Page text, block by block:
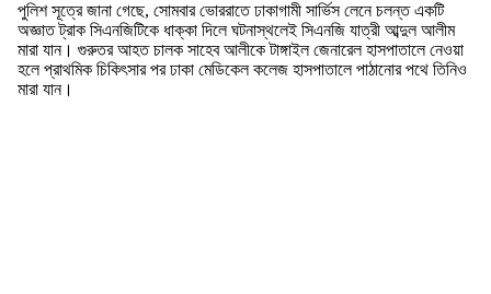
পুলিশ সূত্রে জানা গেছে, সোমবার ভোররাতে ঢাকাগামী সার্ভিস লেনে চলন্ত একটি
অজ্ঞাত ট্রাক সিএনজিটিকে ধাক্কা দিলে ঘটনাস্থলেই সিএনজি যাত্রী আব্দুল আলীম
মারা যান। গুরুতর আহত চালক সাহেব আলীকে টাঙ্গাইল জেনারেল হাসপাতালে নেওয়া
হলে প্রাথমিক চিকিৎসার পর ঢাকা মেডিকেল কলেজ হাসপাতালে পাঠানোর পথে তিনিও
মারা যান।